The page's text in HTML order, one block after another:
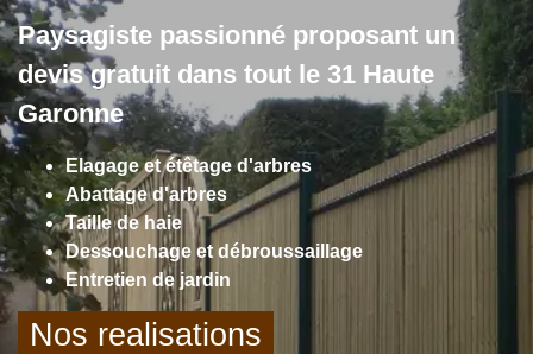
Paysagiste passionné proposant un
devis gratuit dans tout le 31 Haute
Garonne
Elagage et étêtage d'arbres
Abattage d'arbres
Taille de haie
Dessouchage et débroussaillage
Entretien de jardin
Nos realisations